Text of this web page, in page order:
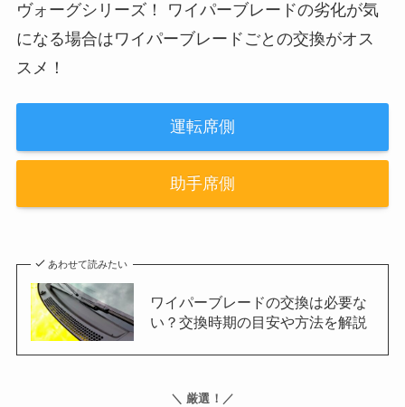
ヴォーグシリーズ！ ワイパーブレードの劣化が気
になる場合はワイパーブレードごとの交換がオス
スメ！
運転席側
助手席側
あわせて読みたい
ワイパーブレードの交換は必要な
い？交換時期の目安や方法を解説
＼ 厳選！／